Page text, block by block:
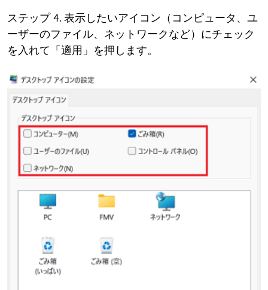
ステップ 4. 表示したいアイコン（コンピュータ、ユ
ーザーのファイル、ネットワークなど）にチェック
を入れて「適用」を押します。